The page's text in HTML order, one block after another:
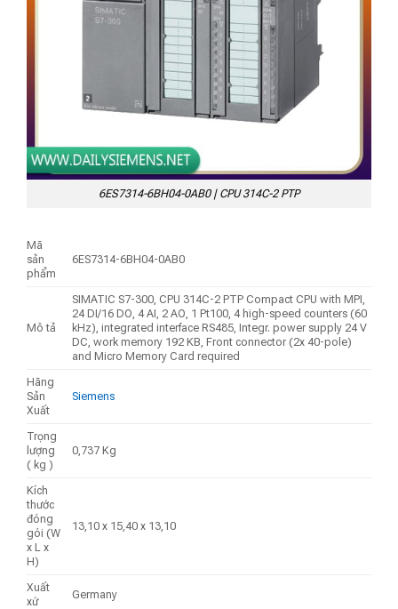
6ES7314-6BH04-0AB0 | CPU 314C-2 PTP
Mã
sản
phẩm
6ES7314-6BH04-0AB0
Mô tả
SIMATIC S7-300, CPU 314C-2 PTP Compact CPU with MPI,
24 DI/16 DO, 4 AI, 2 AO, 1 Pt100, 4 high-speed counters (60
kHz), integrated interface RS485, Integr. power supply 24 V
DC, work memory 192 KB, Front connector (2x 40-pole)
and Micro Memory Card required
Hãng
Sản
Xuất
Siemens
Trọng
lượng
( kg )
0,737 Kg
Kích
thước
đóng
gói (W
x L x
H)
13,10 x 15,40 x 13,10
Xuất
xứ
Germany